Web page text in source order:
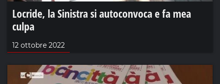
Locride, la Sinistra si autoconvoca e fa mea
culpa
12 ottobre 2022